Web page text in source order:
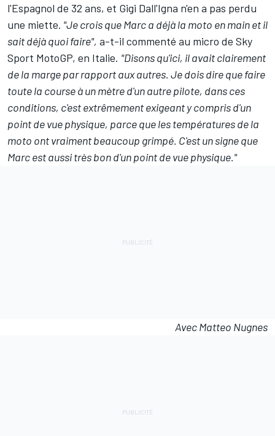
l'Espagnol de 32 ans, et Gigi Dall'Igna n'en a pas perdu
une miette. "Je crois que Marc a déjà la moto en main et il
sait déjà quoi faire", a-t-il commenté au micro de Sky
Sport MotoGP, en Italie. "Disons qu'ici, il avait clairement
de la marge par rapport aux autres. Je dois dire que faire
toute la course à un mètre d'un autre pilote, dans ces
conditions, c'est extrêmement exigeant y compris d'un
point de vue physique, parce que les températures de la
moto ont vraiment beaucoup grimpé. C'est un signe que
Marc est aussi très bon d'un point de vue physique."
Avec Matteo Nugnes